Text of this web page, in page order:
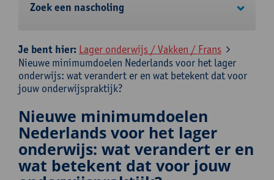
Zoek een nascholing
Je bent hier: Lager onderwijs / Vakken / Frans
Nieuwe minimumdoelen Nederlands voor het lager
onderwijs: wat verandert er en wat betekent dat voor
jouw onderwijspraktijk?
Nieuwe minimumdoelen
Nederlands voor het lager
onderwijs: wat verandert er en
wat betekent dat voor jouw